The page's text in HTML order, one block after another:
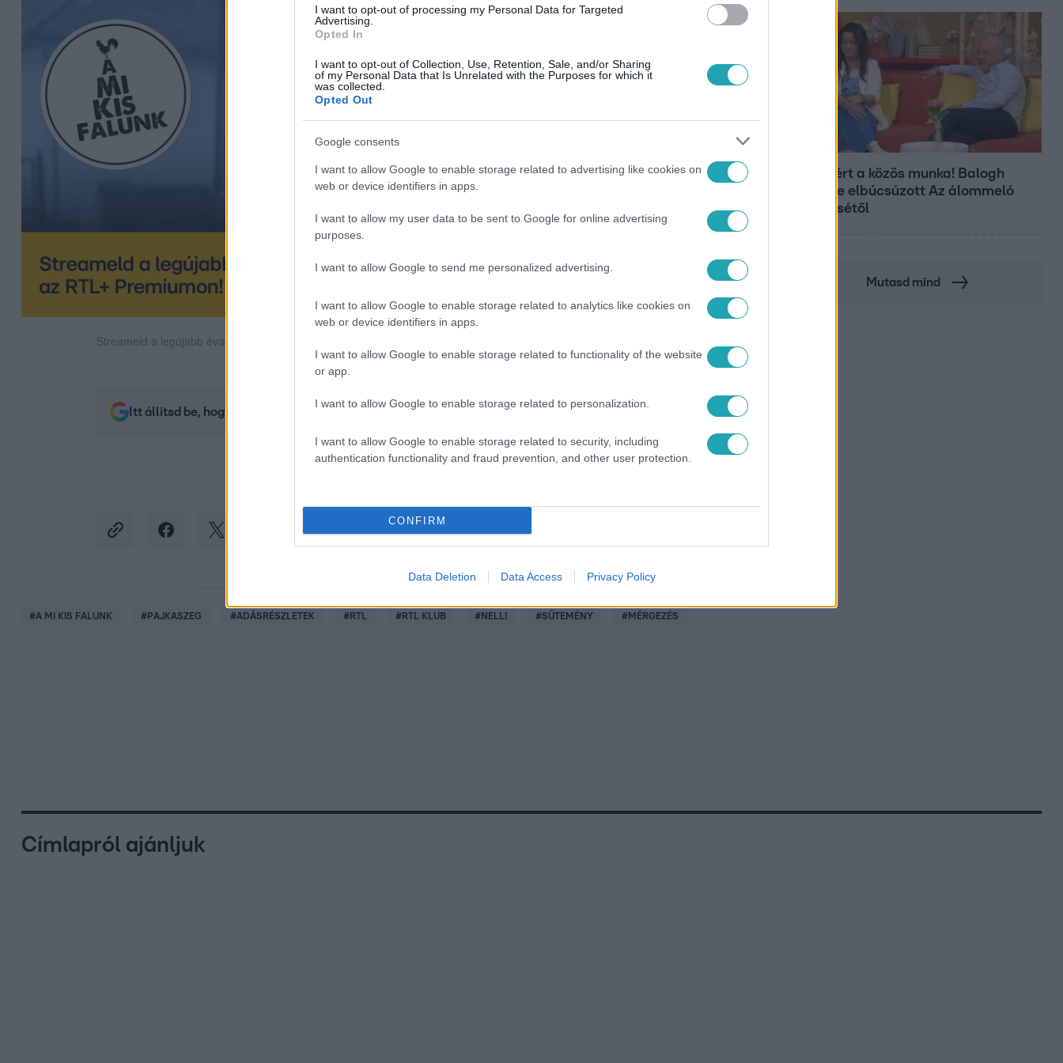
I want to opt-out of processing my Personal Data for Targeted
Advertising.
Opted In
I want to opt-out of Collection, Use, Retention, Sale, and/or Sharing
of my Personal Data that Is Unrelated with the Purposes for which it
was collected.
Opted Out
Google consents
I want to allow Google to enable storage related to advertising like cookies on
web or device identifiers in apps.
I want to allow my user data to be sent to Google for online advertising
purposes.
I want to allow Google to send me personalized advertising.
I want to allow Google to enable storage related to analytics like cookies on
web or device identifiers in apps.
I want to allow Google to enable storage related to functionality of the website
or app.
I want to allow Google to enable storage related to personalization.
I want to allow Google to enable storage related to security, including
authentication functionality and fraud prevention, and other user protection.
CONFIRM
Data Deletion Data Access Privacy Policy
Streameld a legújabb évadot az RTL+ Premiumon!
Itt állítsd be, hogy az RTL.hu az elsők között legyen a Google-találatokban!
#A MI KIS FALUNK #PAJKASZEG #ADÁSRÉSZLETEK #RTL #RTL KLUB #NELLI #SÜTEMÉNY #MÉRGEZÉS
Véget ért a közös munka! Balogh
Levente elbúcsúzott Az álommeló
győztesétől
Mutasd mind
Címlapról ajánljuk